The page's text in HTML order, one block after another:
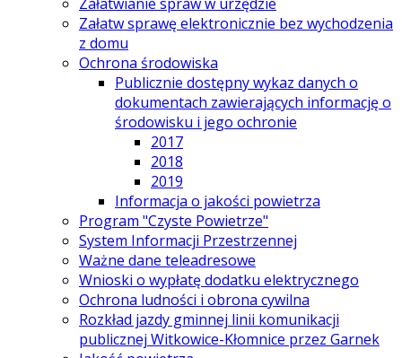
Załatw sprawę elektronicznie bez wychodzenia
z domu
Ochrona środowiska
Publicznie dostępny wykaz danych o
dokumentach zawierających informację o
środowisku i jego ochronie
2017
2018
2019
Informacja o jakości powietrza
Program "Czyste Powietrze"
System Informacji Przestrzennej
Ważne dane teleadresowe
Wnioski o wypłatę dodatku elektrycznego
Ochrona ludności i obrona cywilna
Rozkład jazdy gminnej linii komunikacji
publicznej Witkowice-Kłomnice przez Garnek